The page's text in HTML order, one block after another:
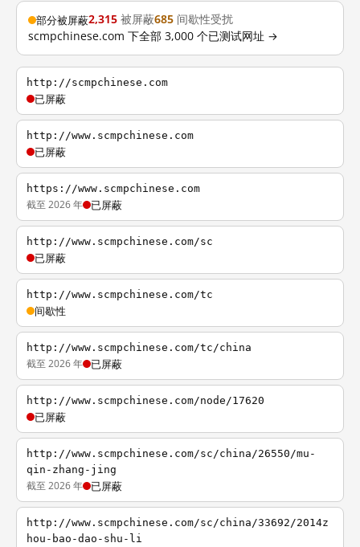
部分被屏蔽2,315 被屏蔽685 间歇性受扰
scmpchinese.com 下全部 3,000 个已测试网址 →
http://scmpchinese.com
已屏蔽
http://www.scmpchinese.com
已屏蔽
https://www.scmpchinese.com
截至 2026 年 已屏蔽
http://www.scmpchinese.com/sc
已屏蔽
http://www.scmpchinese.com/tc
间歇性
http://www.scmpchinese.com/tc/china
截至 2026 年 已屏蔽
http://www.scmpchinese.com/node/17620
已屏蔽
http://www.scmpchinese.com/sc/china/26550/mu-
qin-zhang-jing
截至 2026 年 已屏蔽
http://www.scmpchinese.com/sc/china/33692/2014z
hou-bao-dao-shu-li